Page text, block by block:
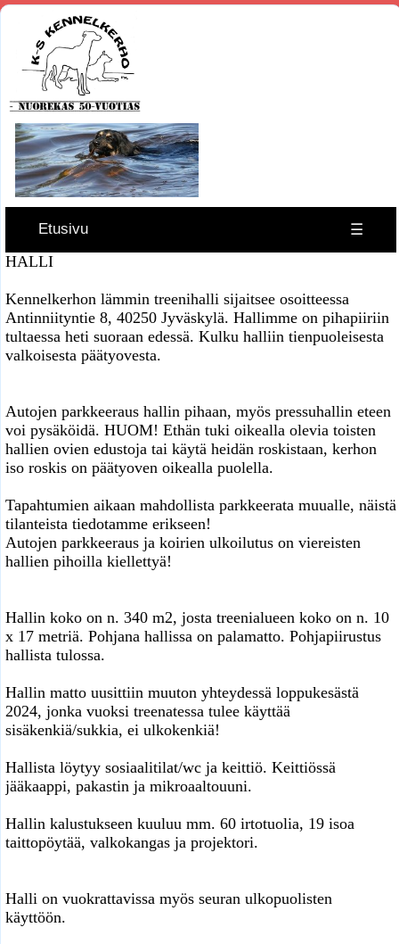
Etusivu ☰
HALLI
Kennelkerhon lämmin treenihalli sijaitsee osoitteessa
Antinniityntie 8, 40250 Jyväskylä. Hallimme on pihapiiriin
tultaessa heti suoraan edessä. Kulku halliin tienpuoleisesta
valkoisesta päätyovesta.
Autojen parkkeeraus hallin pihaan, myös pressuhallin eteen
voi pysäköidä. HUOM! Ethän tuki oikealla olevia toisten
hallien ovien edustoja tai käytä heidän roskistaan, kerhon
iso roskis on päätyoven oikealla puolella.
Tapahtumien aikaan mahdollista parkkeerata muualle, näistä
tilanteista tiedotamme erikseen!
Autojen parkkeeraus ja koirien ulkoilutus on viereisten
hallien pihoilla kiellettyä!
Hallin koko on n. 340 m2, josta treenialueen koko on n. 10
x 17 metriä. Pohjana hallissa on palamatto. Pohjapiirustus
hallista tulossa.
Hallin matto uusittiin muuton yhteydessä loppukesästä
2024, jonka vuoksi treenatessa tulee käyttää
sisäkenkiä/sukkia, ei ulkokenkiä!
Hallista löytyy sosiaalitilat/wc ja keittiö. Keittiössä
jääkaappi, pakastin ja mikroaaltouuni.
Hallin kalustukseen kuuluu mm. 60 irtotuolia, 19 isoa
taittopöytää, valkokangas ja projektori.
Halli on vuokrattavissa myös seuran ulkopuolisten
käyttöön.